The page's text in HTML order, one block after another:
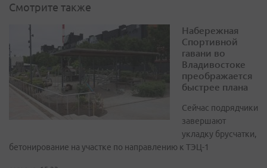
Смотрите также
Набережная
Спортивной
гавани во
Владивостоке
преображается
быстрее плана
Сейчас подрядчики
завершают
укладку брусчатки,
бетонирование на участке по направлению к ТЭЦ-1